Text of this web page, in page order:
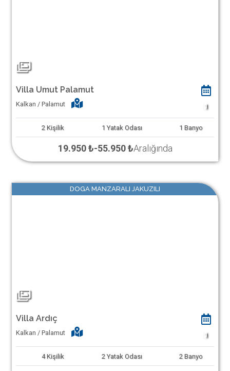
Villa Umut Palamut
Kalkan / Palamut 1
2 Kişilik 1 Yatak Odası 1 Banyo
19.950 ₺-55.950 ₺Aralığında
DOGA MANZARALI JAKUZILI
Villa Ardıç
Kalkan / Palamut 1
4 Kişilik 2 Yatak Odası 2 Banyo